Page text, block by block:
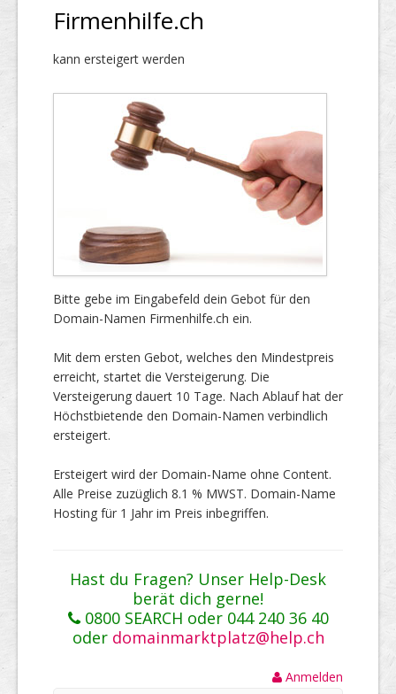
Firmenhilfe.ch
kann ersteigert werden
Bitte gebe im Eingabefeld dein Gebot für den
Domain-Namen Firmenhilfe.ch ein.
Mit dem ersten Gebot, welches den Mindestpreis
erreicht, startet die Versteigerung. Die
Versteigerung dauert 10 Tage. Nach Ablauf hat der
Höchstbietende den Domain-Namen verbindlich
ersteigert.
Ersteigert wird der Domain-Name ohne Content.
Alle Preise zuzüglich 8.1 % MWST. Domain-Name
Hosting für 1 Jahr im Preis inbegriffen.
Hast du Fragen? Unser Help-Desk
berät dich gerne!
0800 SEARCH oder 044 240 36 40
oder domainmarktplatz@help.ch
Anmelden